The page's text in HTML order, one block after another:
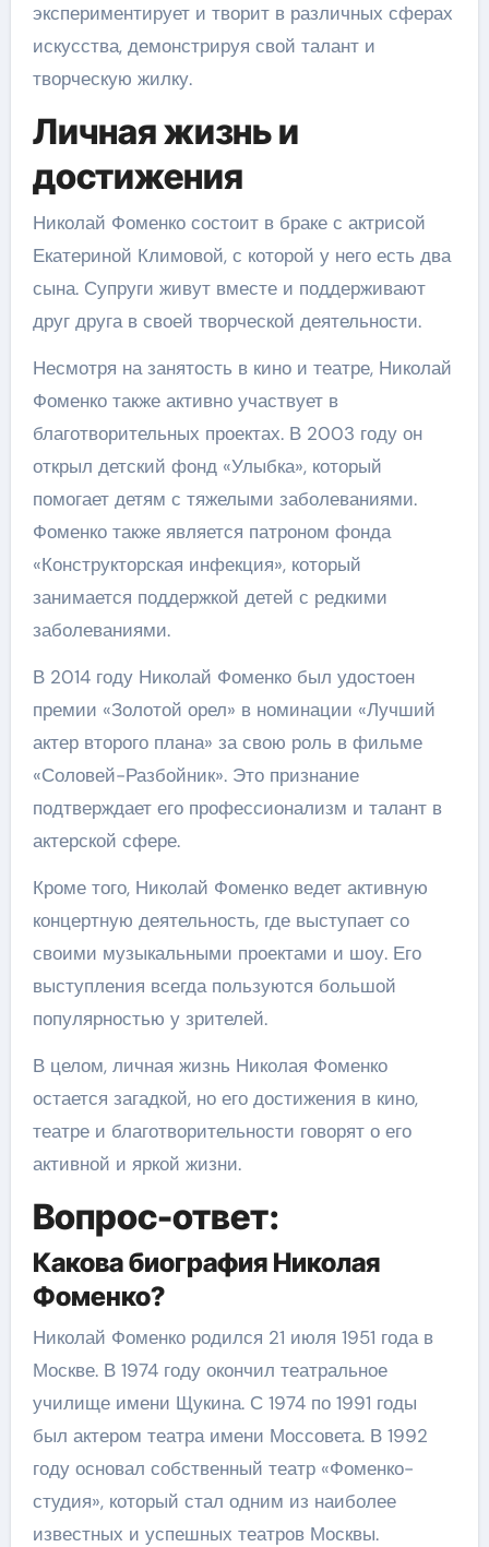
экспериментирует и творит в различных сферах
искусства, демонстрируя свой талант и
творческую жилку.
Личная жизнь и
достижения
Николай Фоменко состоит в браке с актрисой
Екатериной Климовой, с которой у него есть два
сына. Супруги живут вместе и поддерживают
друг друга в своей творческой деятельности.
Несмотря на занятость в кино и театре, Николай
Фоменко также активно участвует в
благотворительных проектах. В 2003 году он
открыл детский фонд «Улыбка», который
помогает детям с тяжелыми заболеваниями.
Фоменко также является патроном фонда
«Конструкторская инфекция», который
занимается поддержкой детей с редкими
заболеваниями.
В 2014 году Николай Фоменко был удостоен
премии «Золотой орел» в номинации «Лучший
актер второго плана» за свою роль в фильме
«Соловей-Разбойник». Это признание
подтверждает его профессионализм и талант в
актерской сфере.
Кроме того, Николай Фоменко ведет активную
концертную деятельность, где выступает со
своими музыкальными проектами и шоу. Его
выступления всегда пользуются большой
популярностью у зрителей.
В целом, личная жизнь Николая Фоменко
остается загадкой, но его достижения в кино,
театре и благотворительности говорят о его
активной и яркой жизни.
Вопрос-ответ:
Какова биография Николая
Фоменко?
Николай Фоменко родился 21 июля 1951 года в
Москве. В 1974 году окончил театральное
училище имени Щукина. С 1974 по 1991 годы
был актером театра имени Моссовета. В 1992
году основал собственный театр «Фоменко-
студия», который стал одним из наиболее
известных и успешных театров Москвы.